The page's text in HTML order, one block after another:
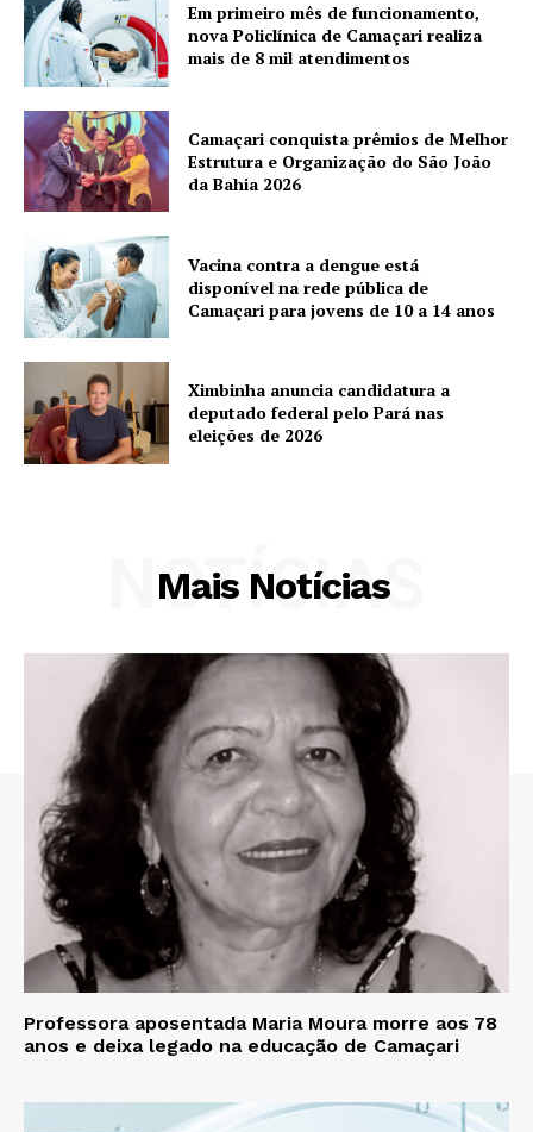
Em primeiro mês de funcionamento,
nova Policlínica de Camaçari realiza
mais de 8 mil atendimentos
Camaçari conquista prêmios de Melhor
Estrutura e Organização do São João
da Bahia 2026
Vacina contra a dengue está
disponível na rede pública de
Camaçari para jovens de 10 a 14 anos
Ximbinha anuncia candidatura a
deputado federal pelo Pará nas
eleições de 2026
Mais Notícias
NOTÍCIAS
Professora aposentada Maria Moura morre aos 78
anos e deixa legado na educação de Camaçari